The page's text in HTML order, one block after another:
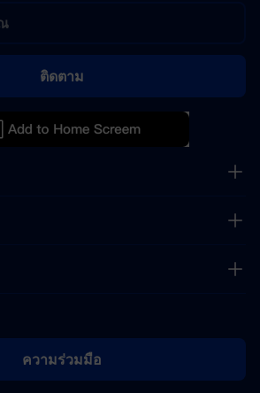
ความร่วมมือ
ติดตาม